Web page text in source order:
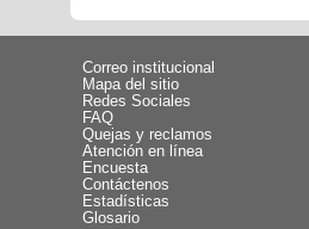
Correo institucional
Mapa del sitio
Redes Sociales
FAQ
Quejas y reclamos
Atención en línea
Encuesta
Contáctenos
Estadísticas
Glosario